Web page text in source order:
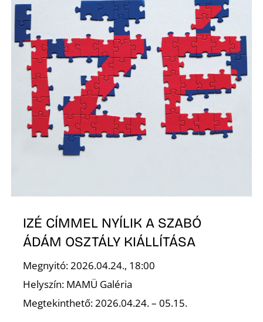
IZÉ CÍMMEL NYÍLIK A SZABÓ
ÁDÁM OSZTÁLY KIÁLLÍTÁSA
Megnyitó: 2026.04.24., 18:00
Helyszín: MAMÜ Galéria
Megtekinthető: 2026.04.24. – 05.15.